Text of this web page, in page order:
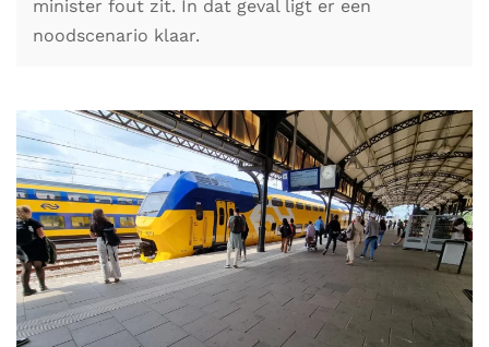
minister fout zit. In dat geval ligt er een
noodscenario klaar.